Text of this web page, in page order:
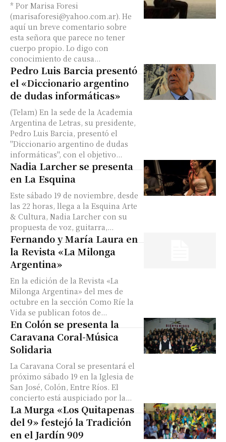
* Por Marisa Foresi
(marisaforesi@yahoo.com.ar). He
aquí un breve comentario sobre
esta señora que parece no tener
cuerpo propio. Lo digo con
conocimiento de causa...
Pedro Luis Barcia presentó
el «Diccionario argentino
de dudas informáticas»
(Telam) En la sede de la Academia
Argentina de Letras, su presidente,
Pedro Luis Barcia, presentó el
"Diccionario argentino de dudas
informáticas", con el objetivo...
Nadia Larcher se presenta
en La Esquina
Este sábado 19 de noviembre, desde
las 22 horas, llega a la Esquina Arte
& Cultura, Nadia Larcher con su
propuesta de voz, guitarra,...
Fernando y María Laura en
la Revista «La Milonga
Argentina»
En la edición de la Revista «La
Milonga Argentina» del mes de
octubre en la sección Como Ríe la
Vida se publican fotos de...
En Colón se presenta la
Caravana Coral-Música
Solidaria
La Caravana Coral se presentará el
próximo sábado 19 en la Iglesia de
San José, Colón, Entre Ríos. El
concierto está auspiciado por la...
La Murga «Los Quitapenas
del 9» festejó la Tradición
en el Jardín 909